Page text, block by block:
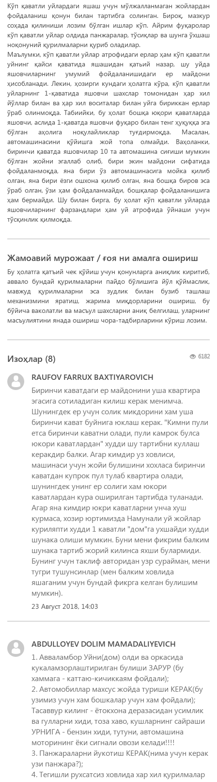
Кўп қаватли уйлардаги яшаш учун мўлжалланмаган жойлардан
фойдаланиш қонун билан тартибга солинган. Бироқ, мазкур
соҳада қилиниши лозим бўлган ишлар кўп. Айрим фуқаролар
кўп қаватли уйлар олдида панжаралар, тўсиқлар ва шунга ўхшаш
ноқонуний қурилмаларни қуриб оладилар.
Маълумки, кўп қаватли уйлар атрофидаги ерлар ҳам кўп қаватли
уйнинг қайси қаватида яшашидан қатьий назар, шу уйда
яшовчиларнинг умумий фойдаланишидаги ер майдони
ҳисобланади. Лекин, ҳозирги кундаги ҳолатга кўра, кўп қаватли
уйларнинг 1-қаватида яшовчи шахслар томонидан ҳар хил
йўллар билан ва ҳар хил воситалар билан уйга бириккан ерлар
ўраб олинмоқда. Табиийки, бу ҳолат бошқа юқори қаватларда
яшовчи, аслида 1-қаватда яшовчи фуқаро билан тенг ҳуқуққа эга
бўлган аҳолига ноқулайликлар туғдирмоқда. Масалан,
автомашинасини қўйишга жой топа олмайди. Ваҳоланки,
биринчи қаватда яшовчилар 10 та автомашина сиғиши мумкин
бўлган жойни эгаллаб олиб, бири экин майдони сифатида
фойдаланмоқда, яна бири ўз автомашинасига мойка қилиб
олган, яна бири ёзги ошхона қилиб олган, яна бошқа биров эса
ўраб олган, ўзи ҳам фойдаланмайди, бошқалар фойдаланишига
ҳам бермайди. Шу билан бирга, бу ҳолат кўп қаватли уйларда
яшовчиларнинг фарзандлари ҳам уй атрофида ўйнаши учун
тўсқинлик қилмоқда.
Жамоавий мурожаат / ғоя ни амалга ошириш
Бу ҳолатга қатъий чек қўйиш учун қонунларга аниқлик киритиб,
аввало бундай қурилмаларни пайдо бўлишига йўл қўймаслик,
мавжуд қурилмаларни эса зудлик билан бузиб ташлаш
механизмини яратиш, жарима миқдорларини ошириш, бу
бўйича ваколатли ва масъул шахсларни аниқ белгилаш, уларнинг
масъулиятини янада ошириш чора-тадбирларини кўриш лозим.
6182
Изоҳлар (8)
RAUFOV FARRUX BAXTIYAROVICH
Биринчи каватдаги ер майдонини уша квартира
эгасига сотиладиган килиш керак менимча.
Шунингдек ер учун солик микдорини хам уша
биринчи кават буйнига юклаш керак. "Кимни пули
етса биринчи каватни олади, пули камрок булса
юкори каватлардан" худди шу тартибни куллаш
керакдир балки. Агар кимдир уз ховлиси,
машинаси учун жойи булишини хохласа биринчи
каватдан купрок пул тулаб квартира олади,
шунингдек унинг ер солиги хам юкори
каватлардан кура оширилган тартибда туланади.
Агар яна кимдир юкри каватларни унча хуш
курмаса, хозир юртимизда Намунали уй жойлар
куриляпти худди 1 каватли "дом"га ухшайди худди
шунака олиши мумкин. Буни мени фикрим балким
шунака тартиб жорий килинса яхши булармиди.
Бунинг учун таклиф авторидан узр сурайман, мени
тугри тушунсинлар (мен балким ховлида
яшаганим учун бундай фикрга келган булишим
мумкин).
23 Август 2018, 14:03
ABDULLOYEV DOLIM MAMADALIYEVICH
1. Авваламбор Уйни(дом) олди ва оркасида
кукаламзорлаштирилган булиши ЗАРУР (бу
хаммага - каттаю-кичиккаям фойдали);
2. Автомобиллар махсус жойда туриши КЕРАК(бу
узимиз учун хам бошкалар учун хам фойдали);
Тасаввур килинг - ётокхона деразасидан усимлик
ва гулларни хиди, тоза хаво, кушларнинг сайраши
УРНИГА - бензин хиди, тутуни, автомашина
моторининг ёки сигнали овози келади!!!!
3. Панжараларни йукотиш КЕРАК(нима учун керак
узи панжара?);
4. Тегишли рухсатсиз ховлида хар хил қурилмалар